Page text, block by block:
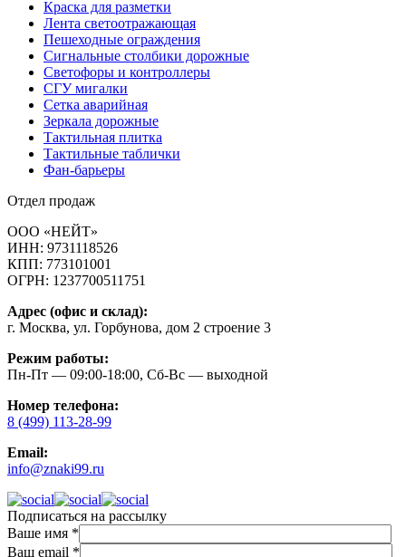
Краска для разметки
Лента светоотражающая
Пешеходные ограждения
Сигнальные столбики дорожные
Светофоры и контроллеры
СГУ мигалки
Cетка аварийная
Зеркала дорожные
Тактильная плитка
Тактильные таблички
Фан-барьеры
Отдел продаж
ООО «НЕЙТ»
ИНН: 9731118526
КПП: 773101001
ОГРН: 1237700511751
Адрес (офис и склад):
г. Москва, ул. Горбунова, дом 2 строение 3
Режим работы:
Пн-Пт — 09:00-18:00, Сб-Вс — выходной
Номер телефона:
8 (499) 113-28-99
Email:
info@znaki99.ru
Подписаться на рассылку
Ваше имя *
Ваш email *